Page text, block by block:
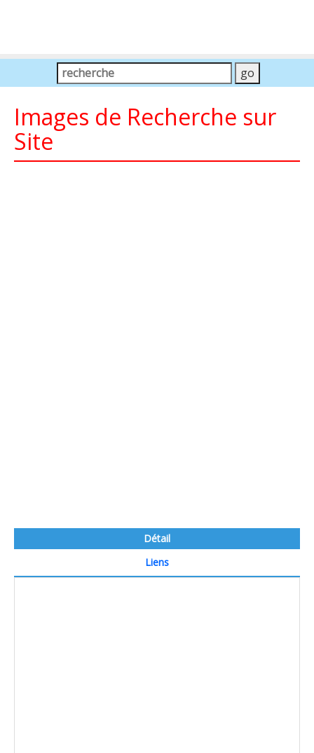
Images de Recherche sur
Site
Détail
Liens